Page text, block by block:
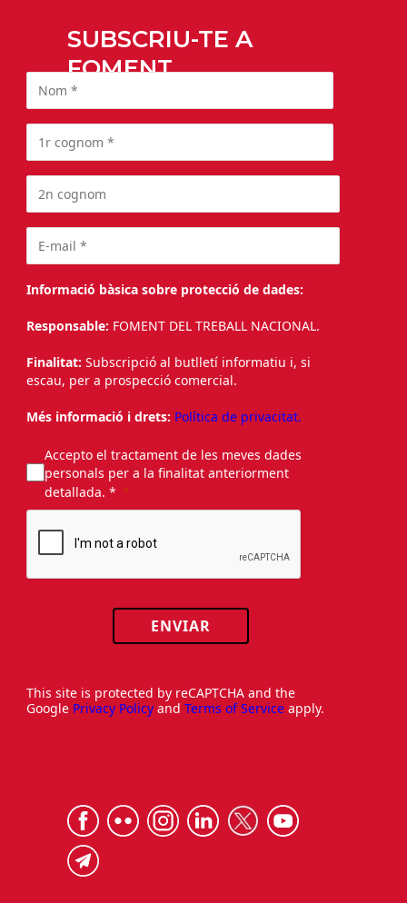
SUBSCRIU-TE A
FOMENT
Informació bàsica sobre protecció de dades:
Responsable: FOMENT DEL TREBALL NACIONAL.
Finalitat: Subscripció al butlletí informatiu i, si
escau, per a prospecció comercial.
Més informació i drets: Política de privacitat.
Accepto el tractament de les meves dades
personals per a la finalitat anteriorment
detallada. *
ENVIAR
This site is protected by reCAPTCHA and the
Google Privacy Policy and Terms of Service apply.